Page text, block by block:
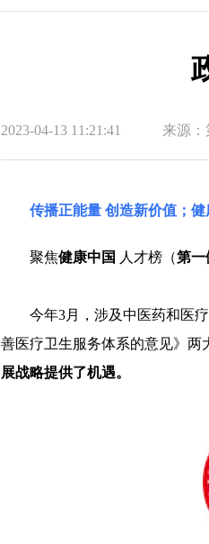
2023-04-13 11:21:41 来源：
传播正能量 创造新价值；
聚焦健康中国 人才榜（第一
今年3月，涉及中医药和医
善医疗卫生服务体系的意见》两
展战略提供了机遇。